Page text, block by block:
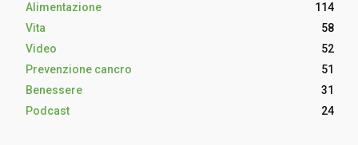
Alimentazione
114
Vita
58
Video
52
Prevenzione cancro
51
Benessere
31
Podcast
24